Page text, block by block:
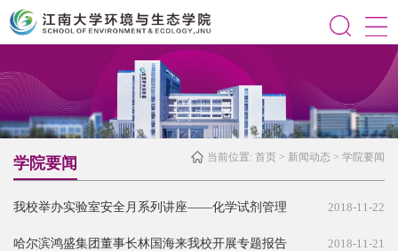
当前位置: 首页 > 新闻动态 > 学院要闻
学院要闻
我校举办实验室安全月系列讲座——化学试剂管理 2018-11-22
哈尔滨鸿盛集团董事长林国海来我校开展专题报告 2018-11-21